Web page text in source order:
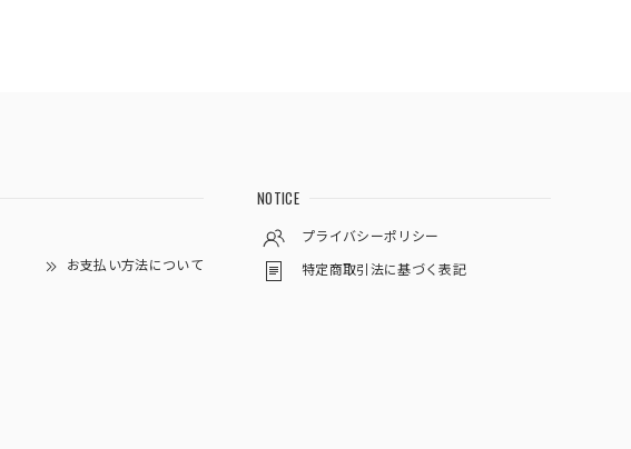
お支払い方法について
NOTICE
プライバシーポリシー
特定商取引法に基づく表記